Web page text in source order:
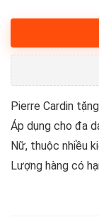
Pierre Cardin
Áp dụng cho đa
Nữ, thuộc nhiều
Lượng hàng có